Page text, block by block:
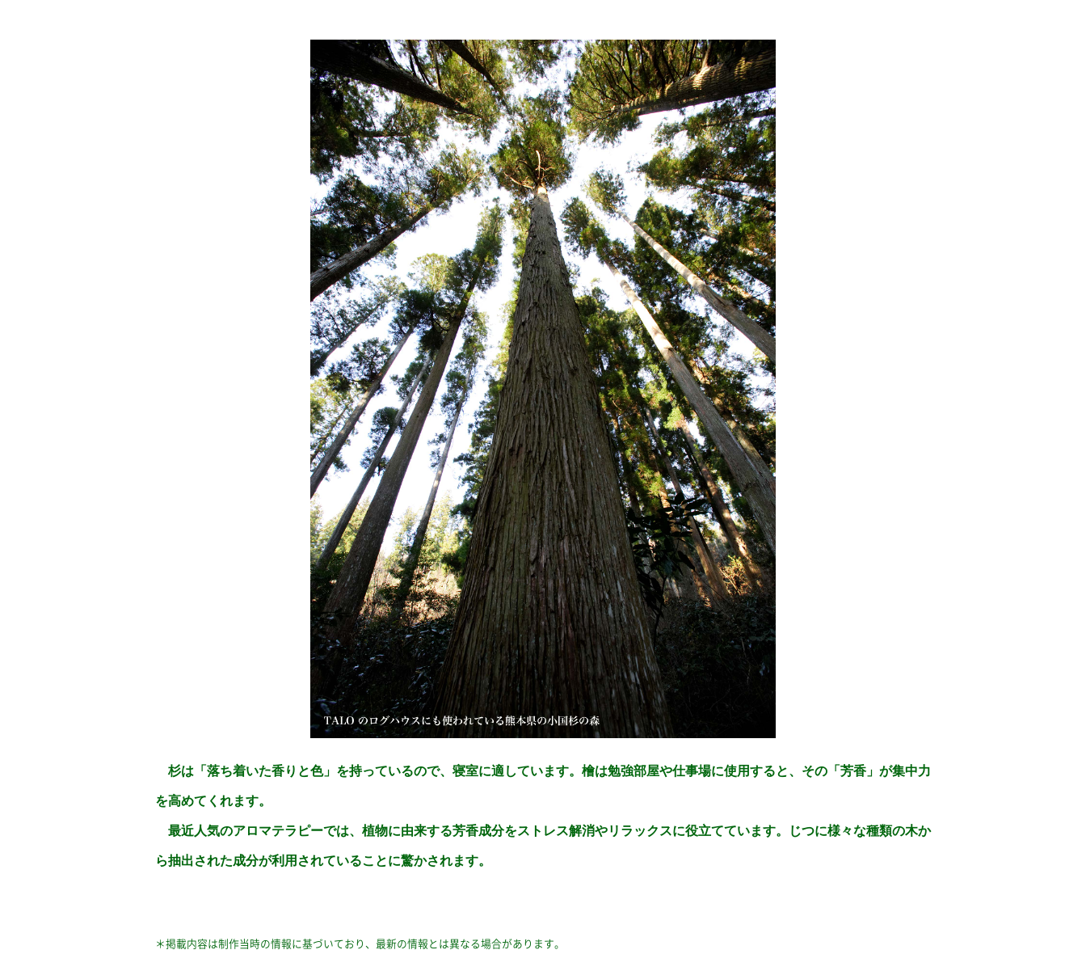
杉は「落ち着いた香りと色」を持っているので、寝室に適しています。檜は勉強部屋や仕事場に使用すると、その「芳香」が集中力
を高めてくれます。
最近人気のアロマテラピーでは、植物に由来する芳香成分をストレス解消やリラックスに役立てています。じつに様々な種類の木か
ら抽出された成分が利用されていることに驚かされます。
＊掲載内容は制作当時の情報に基づいており、最新の情報とは異なる場合があります。